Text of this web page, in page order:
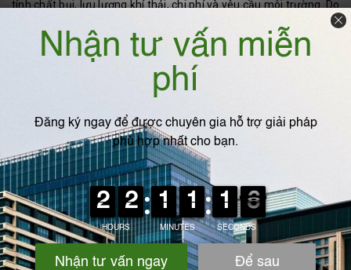
tính chất bụi, lưu lượng khí thải, chi phí và yêu cầu môi trường. Do
đó, hợp tác với các đơn vị cung cấp uy tín như IPF Việt Nam sẽ
giúp bạn tối ưu hóa hiệu quả xử lý bụi, đồng thời đảm bảo tuân
thủ các tiêu chuẩn môi trường hiện hành.
VIẾT BÌNH LUẬN CỦA BẠN:
Họ và tên*